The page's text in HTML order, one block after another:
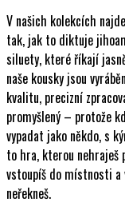
V našich kolekcích
tak, jak to diktuje
siluety, které říkají
naše kousky jsou
kvalitu, precizní
promyšlený – protože
vypadat jako někdo, s
to hra, kterou nehraješ
vstoupíš do místnosti
neřekneš.